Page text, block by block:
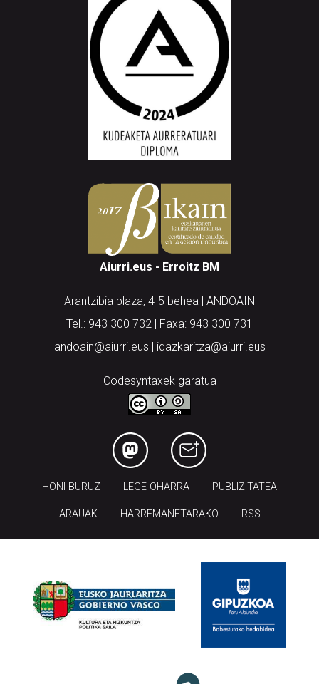
Aiurri.eus - Erroitz BM
Arantzibia plaza, 4-5 behea | ANDOAIN
Tel.: 943 300 732 | Faxa: 943 300 731
andoain@aiurri.eus | idazkaritza@aiurri.eus
Codesyntaxek garatua
HONI BURUZ LEGE OHARRA PUBLIZITATEA
ARAUAK HARREMANETARAKO RSS